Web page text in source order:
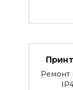
Ремонт